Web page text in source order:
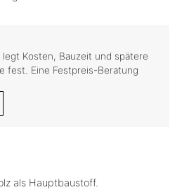
legt Kosten, Bauzeit und spätere
fest. Eine Festpreis-Beratung
als Hauptbaustoff.